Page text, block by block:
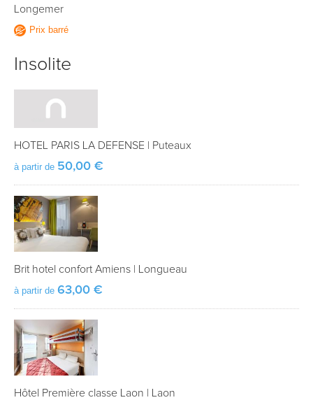
Longemer
Prix barré
Insolite
HOTEL PARIS LA DEFENSE Puteaux
à partir de 50,00 €
Brit hotel confort Amiens Longueau
à partir de 63,00 €
Hôtel Première classe Laon Laon